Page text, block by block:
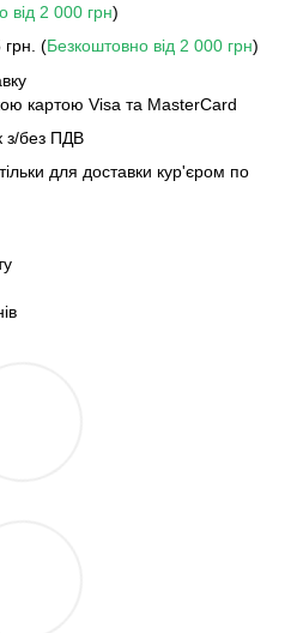
від 2 000 грн)
(Безкоштовно від 2 000 грн)
картою Visa та MasterCard
з/без ПДВ
для доставки кур'єром по